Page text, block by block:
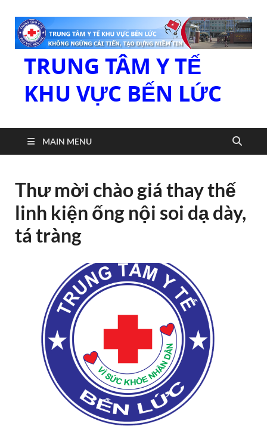
TRUNG TÂM Y TẾ
KHU VỰC BẾN LỨC
MAIN MENU
Thư mời chào giá thay thế
linh kiện ống nội soi dạ dày,
tá tràng